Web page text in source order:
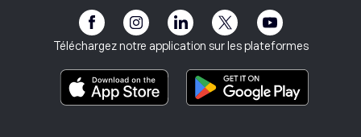
Téléchargez notre application sur les plateformes
Mentions légales
Avertissement sur les risques
Conditions générales
Documents d’information clés
Données sur les plaintes (clients FCA)
Assurance investissement